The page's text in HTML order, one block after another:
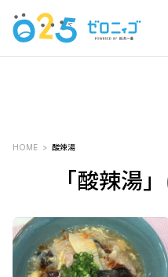
HOME 酸辣湯
「酸辣湯